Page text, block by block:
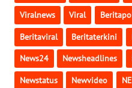
Viralnews Viral
Beritaviral Beritaterkini
News24 Newsheadlines
Newstatus Newvideo
JOGJA
WN
JATIM
WN